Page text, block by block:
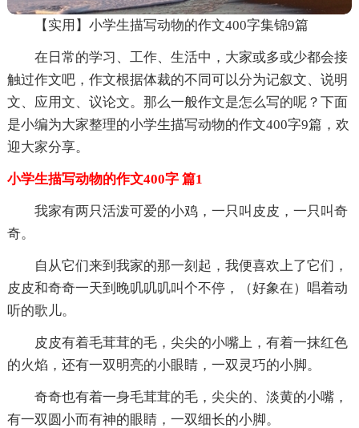
【实用】小学生描写动物的作文400字集锦9篇
在日常的学习、工作、生活中，大家或多或少都会接
触过作文吧，作文根据体裁的不同可以分为记叙文、说明
文、应用文、议论文。那么一般作文是怎么写的呢？下面
是小编为大家整理的小学生描写动物的作文400字9篇，欢
迎大家分享。
小学生描写动物的作文400字 篇1
我家有两只活泼可爱的小鸡，一只叫皮皮，一只叫奇
奇。
自从它们来到我家的那一刻起，我便喜欢上了它们，
皮皮和奇奇一天到晚叽叽叽叫个不停，（好象在）唱着动
听的歌儿。
皮皮有着毛茸茸的毛，尖尖的小嘴上，有着一抹红色
的火焰，还有一双明亮的小眼睛，一双灵巧的小脚。
奇奇也有着一身毛茸茸的毛，尖尖的、淡黄的小嘴，
有一双圆小而有神的眼睛，一双细长的小脚。